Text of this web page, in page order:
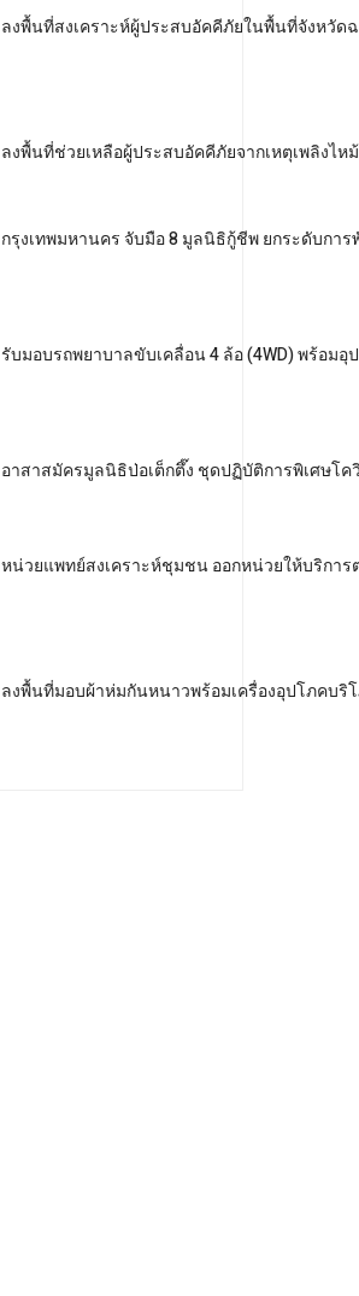
ลงพื้นที่สงเคราะห์ผู้ประสบอัคคีภัยในพื้นที่จังหวัดฉ
ลงพื้นที่ช่วยเหลือผู้ประสบอัคคีภัยจากเหตุเพลิง
กรุงเทพมหานคร จับมือ 8 มูลนิธิกู้ชีพ ยกระดับก
รับมอบรถพยาบาลขับเคลื่อน 4 ล้อ (4WD) พร้อม
อาสาสมัครมูลนิธิป่อเต็กตึ๊ง ชุดปฏิบัติการพิเศษโค
หน่วยแพทย์สงเคราะห์ชุมชน ออกหน่วยให้บริกา
ลงพื้นที่มอบผ้าห่มกันหนาวพร้อมเครื่องอุปโภคบ